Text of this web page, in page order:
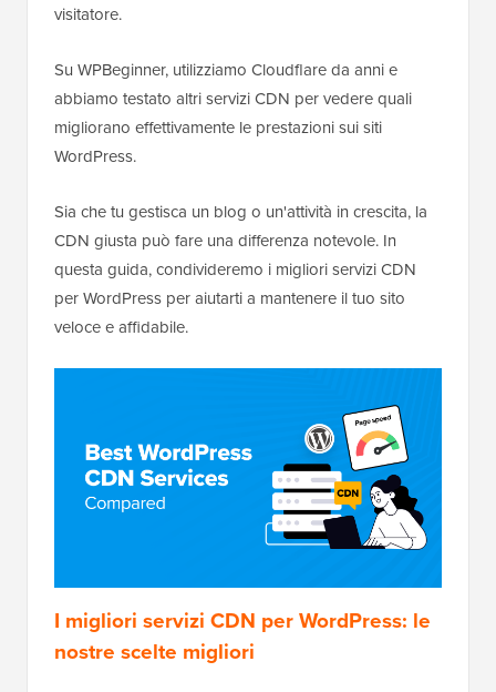
visitatore.
Su WPBeginner, utilizziamo Cloudflare da anni e
abbiamo testato altri servizi CDN per vedere quali
migliorano effettivamente le prestazioni sui siti
WordPress.
Sia che tu gestisca un blog o un'attività in crescita, la
CDN giusta può fare una differenza notevole. In
questa guida, condivideremo i migliori servizi CDN
per WordPress per aiutarti a mantenere il tuo sito
veloce e affidabile.
I migliori servizi CDN per WordPress: le
nostre scelte migliori